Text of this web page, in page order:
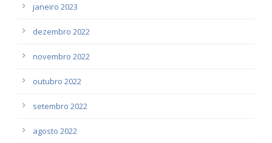
janeiro 2023
dezembro 2022
novembro 2022
outubro 2022
setembro 2022
agosto 2022